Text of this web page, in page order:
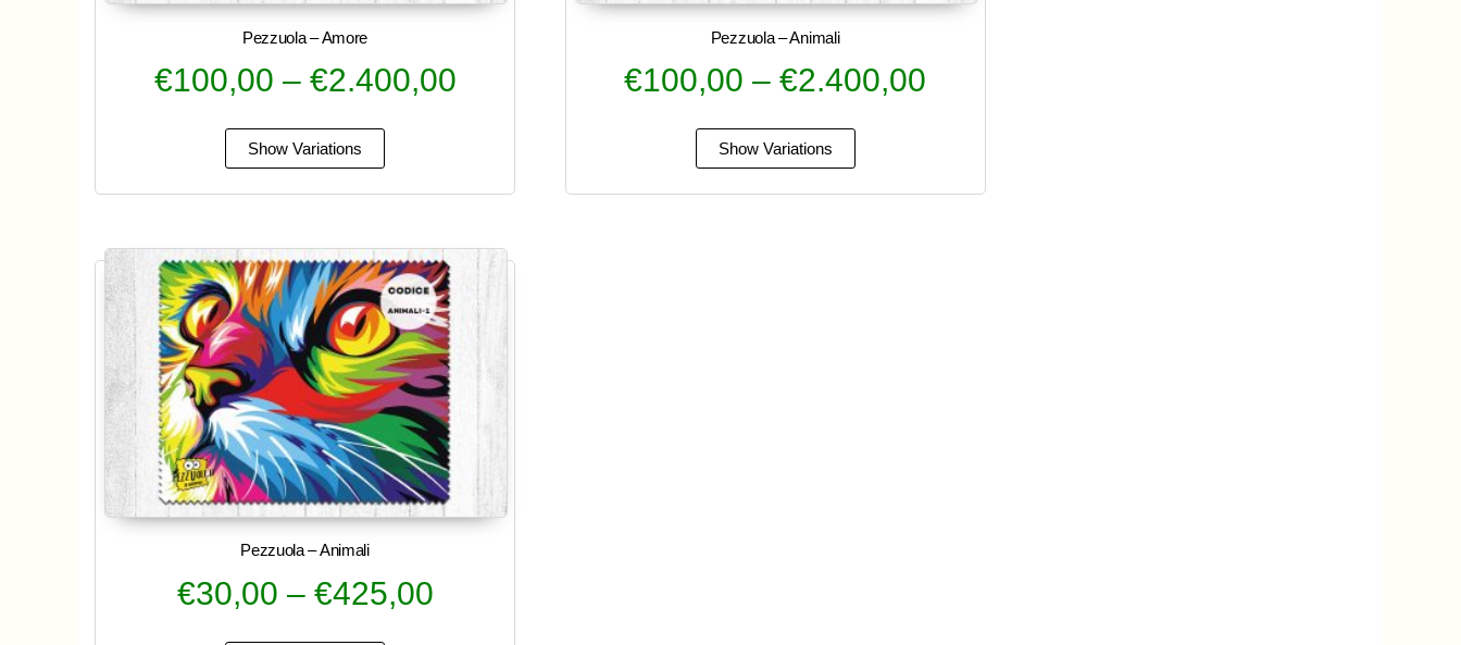
Pezzuola – Amore
€100,00 – €2.400,00
Pezzuola – Animali
€100,00 –€2.400,00
Pezzuola – Animali
€30,00 – €425,00